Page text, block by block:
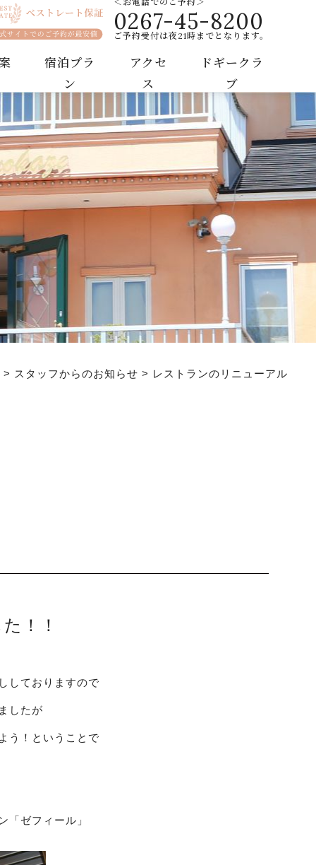
ートホテル 0267-45-8200
ご予約受付は夜21時までとなります。
宿泊プラ
ン
アクセ
ス
ドギークラ
ブ
> スタッフからのお知らせ > レストランのリニューアル
！！
しておりますので
したが
う！ということで
「ゼフィール」